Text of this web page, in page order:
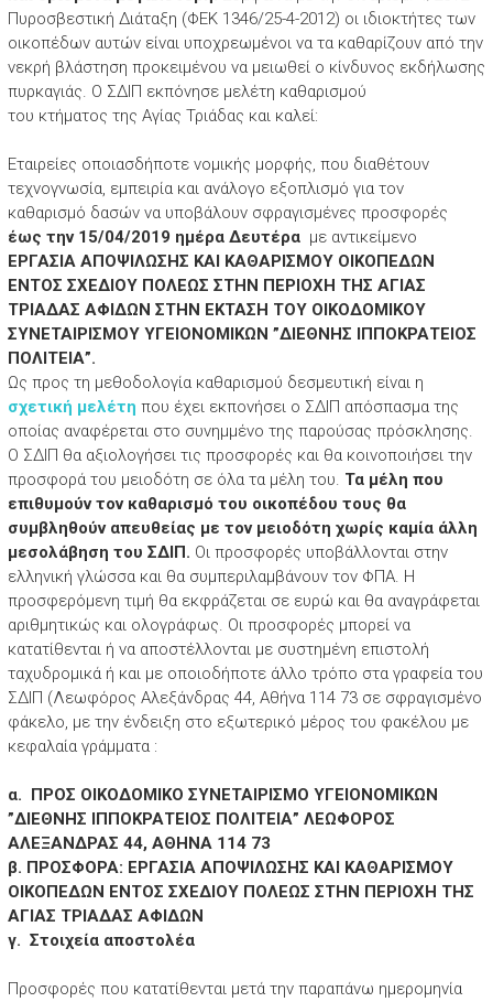
Πυροσβεστική Διάταξη (ΦΕΚ 1346/25-4-2012) οι ιδιοκτήτες των
οικοπέδων αυτών είναι υποχρεωμένοι να τα καθαρίζουν από την
νεκρή βλάστηση προκειμένου να μειωθεί ο κίνδυνος εκδήλωσης
πυρκαγιάς. Ο ΣΔΙΠ εκπόνησε μελέτη καθαρισμού
του κτήματος της Αγίας Τριάδας και καλεί:
Εταιρείες οποιασδήποτε νομικής μορφής, που διαθέτουν
τεχνογνωσία, εμπειρία και ανάλογο εξοπλισμό για τον
καθαρισμό δασών να υποβάλουν σφραγισμένες προσφορές
έως την 15/04/2019 ημέρα Δευτέραμε αντικείμενο
ΕΡΓΑΣΙΑ ΑΠΟΨΙΛΩΣΗΣ ΚΑΙ ΚΑΘΑΡΙΣΜΟΥ ΟΙΚΟΠΕΔΩΝ
ΕΝΤΟΣ ΣΧΕΔΙΟΥ ΠΟΛΕΩΣ ΣΤΗΝ ΠΕΡΙΟΧΗ ΤΗΣ ΑΓΙΑΣ
ΤΡΙΑΔΑΣ ΑΦΙΔΩΝ ΣΤΗΝ ΕΚΤΑΣΗ ΤΟΥ ΟΙΚΟΔΟΜΙΚΟΥ
ΣΥΝΕΤΑΙΡΙΣΜΟΥ ΥΓΕΙΟΝΟΜΙΚΩΝ ”ΔΙΕΘΝΗΣ ΙΠΠΟΚΡΑΤΕΙΟΣ
ΠΟΛΙΤΕΙΑ”.
Ως προς τη μεθοδολογία καθαρισμού δεσμευτική είναι η
σχετική μελέτη που έχει εκπονήσει ο ΣΔΙΠ απόσπασμα της
οποίας αναφέρεται στο συνημμένο της παρούσας πρόσκλησης.
Ο ΣΔΙΠ θα αξιολογήσει τις προσφορές και θα κοινοποιήσει την
προσφορά του μειοδότη σε όλα τα μέλη του. Τα μέλη που
επιθυμούν τον καθαρισμό του οικοπέδου τους θα
συμβληθούν απευθείας με τον μειοδότη χωρίς καμία άλλη
μεσολάβηση του ΣΔΙΠ. Οι προσφορές υποβάλλονται στην
ελληνική γλώσσα και θα συμπεριλαμβάνουν τον ΦΠΑ. Η
προσφερόμενη τιμή θα εκφράζεται σε ευρώ και θα αναγράφεται
αριθμητικώς και ολογράφως. Οι προσφορές μπορεί να
κατατίθενται ή να αποστέλλονται με συστημένη επιστολή
ταχυδρομικά ή και με οποιοδήποτε άλλο τρόπο στα γραφεία του
ΣΔΙΠ (Λεωφόρος Αλεξάνδρας 44, Αθήνα 114 73 σε σφραγισμένο
φάκελο, με την ένδειξη στο εξωτερικό μέρος του φακέλου με
κεφαλαία γράμματα :
α. ΠΡΟΣ ΟΙΚΟΔΟΜΙΚΟ ΣΥΝΕΤΑΙΡΙΣΜΟ ΥΓΕΙΟΝΟΜΙΚΩΝ
”ΔΙΕΘΝΗΣ ΙΠΠΟΚΡΑΤΕΙΟΣ ΠΟΛΙΤΕΙΑ” ΛΕΩΦΟΡΟΣ
ΑΛΕΞΑΝΔΡΑΣ 44, ΑΘΗΝΑ 114 73
β. ΠΡΟΣΦΟΡΑ: ΕΡΓΑΣΙΑ ΑΠΟΨΙΛΩΣΗΣ ΚΑΙ ΚΑΘΑΡΙΣΜΟΥ
ΟΙΚΟΠΕΔΩΝ ΕΝΤΟΣ ΣΧΕΔΙΟΥ ΠΟΛΕΩΣ ΣΤΗΝ ΠΕΡΙΟΧΗ ΤΗΣ
ΑΓΙΑΣ ΤΡΙΑΔΑΣ ΑΦΙΔΩΝ
γ. Στοιχεία αποστολέα
Προσφορές που κατατίθενται μετά την παραπάνω ημερομηνία